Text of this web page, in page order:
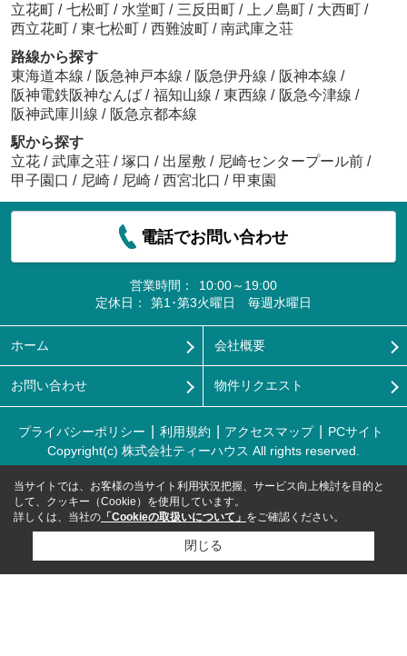
立花町 / 七松町 / 水堂町 / 三反田町 / 上ノ島町 / 大西町 /
西立花町 / 東七松町 / 西難波町 / 南武庫之荘
路線から探す
東海道本線 / 阪急神戸本線 / 阪急伊丹線 / 阪神本線 /
阪神電鉄阪神なんば / 福知山線 / 東西線 / 阪急今津線 /
阪神武庫川線 / 阪急京都本線
駅から探す
立花 / 武庫之荘 / 塚口 / 出屋敷 / 尼崎センタープール前 /
甲子園口 / 尼崎 / 尼崎 / 西宮北口 / 甲東園
電話でお問い合わせ
営業時間：
10:00～19:00
定休日：
第1･第3火曜日 毎週水曜日
ホーム 会社概要
お問い合わせ 物件リクエスト
プライバシーポリシー 利用規約 アクセスマップ
PCサイト
Copyright(c) 株式会社ティーハウス All rights reserved.
当サイトでは、お客様の当サイト利用状況把握、サービス向上検討を目的と
して、クッキー（Cookie）を使用しています。
詳しくは、当社の 「Cookieの取扱いについて」 をご確認ください。
閉じる